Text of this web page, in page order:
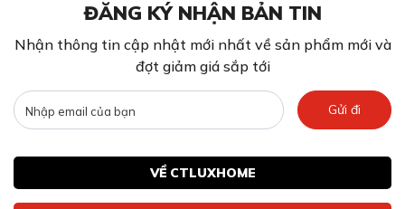
ĐĂNG KÝ NHẬN BẢN TIN
Nhận thông tin cập nhật mới nhất về sản phẩm mới và
đợt giảm giá sắp tới
Gửi đi
VỀ CTLUXHOME